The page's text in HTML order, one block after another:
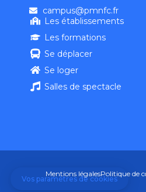
campus@pmnfc.fr
Les établissements
Les formations
Se déplacer
Se loger
Salles de spectacle
Mentions légalesPolitique de